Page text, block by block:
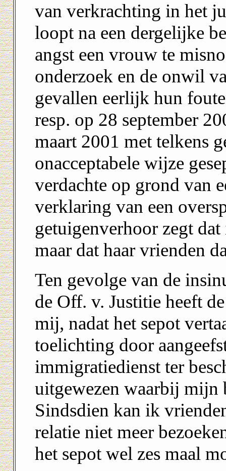
van verkrachting in het
loopt na een dergelijke
angst een vrouw te
onderzoek en de onwil
gevallen eerlijk hun
resp. op 28 september
maart 2001 met telkens
onacceptabele wijze
verdachte op grond van
verklaring van een
getuigenverhoor zegt
maar dat haar vrienden
Ten gevolge van de
de Off. v. Justitie heeft
mij, nadat het sepot
toelichting door
immigratiedienst ter
uitgewezen waarbij mijn
Sindsdien kan ik
relatie niet meer
het sepot wel zes maal